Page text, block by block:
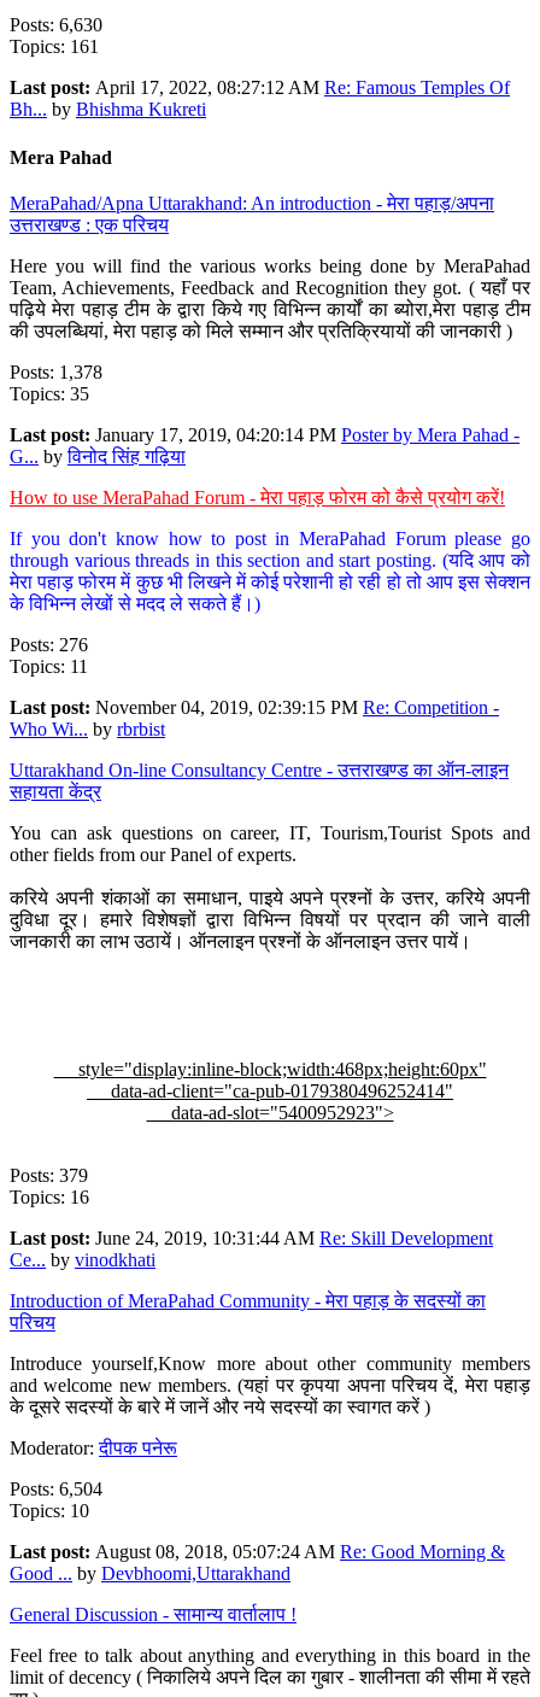
Posts: 6,630
Topics: 161
Last post: April 17, 2022, 08:27:12 AM Re: Famous Temples Of
Bh... by Bhishma Kukreti
Mera Pahad
MeraPahad/Apna Uttarakhand: An introduction - मेरा पहाड़/अपना
उत्तराखण्ड : एक परिचय
Here you will find the various works being done by MeraPahad
Team, Achievements, Feedback and Recognition they got. ( यहाँ पर
पढ़िये मेरा पहाड़ टीम के द्वारा किये गए विभिन्न कार्यों का ब्योरा,मेरा पहाड़ टीम
की उपलब्धियां, मेरा पहाड़ को मिले सम्मान और प्रतिक्रियायों की जानकारी )
Posts: 1,378
Topics: 35
Last post: January 17, 2019, 04:20:14 PM Poster by Mera Pahad -
G... byविनोद सिंह गढ़िया
How to use MeraPahad Forum - मेरा पहाड़ फोरम को कैसे प्रयोग करें!
If you don't know how to post in MeraPahad Forum please go
through various threads in this section and start posting. (यदि आप को
मेरा पहाड़ फोरम में कुछ भी लिखने में कोई परेशानी हो रही हो तो आप इस सेक्शन
के विभिन्न लेखों से मदद ले सकते हैं।)
Posts: 276
Topics: 11
Last post: November 04, 2019, 02:39:15 PM Re: Competition -
Who Wi... by rbrbist
Uttarakhand On-line Consultancy Centre - उत्तराखण्ड का ऑन-लाइन
सहायता केंद्र
You can ask questions on career, IT, Tourism,Tourist Spots and
other fields from our Panel of experts.
करिये अपनी शंकाओं का समाधान, पाइये अपने प्रश्नों के उत्तर, करिये अपनी
दुविधा दूर। हमारे विशेषज्ञों द्वारा विभिन्न विषयों पर प्रदान की जाने वाली
जानकारी का लाभ उठायें। ऑनलाइन प्रश्नों के ऑनलाइन उत्तर पायें।
style="display:inline-block;width:468px;height:60px"
data-ad-client="ca-pub-0179380496252414"
data-ad-slot="5400952923">
Posts: 379
Topics: 16
Last post: June 24, 2019, 10:31:44 AM Re: Skill Development
Ce... by vinodkhati
Introduction of MeraPahad Community - मेरा पहाड़ के सदस्यों का
परिचय
Introduce yourself,Know more about other community members
and welcome new members. (यहां पर कृपया अपना परिचय दें, मेरा पहाड़
के दूसरे सदस्यों के बारे में जानें और नये सदस्यों का स्वागत करें )
Moderator:दीपक पनेरू
Posts: 6,504
Topics: 10
Last post: August 08, 2018, 05:07:24 AM Re: Good Morning &
Good ... by Devbhoomi,Uttarakhand
General Discussion - सामान्य वार्तालाप !
Feel free to talk about anything and everything in this board in the
limit of decency ( निकालिये अपने दिल का गुबार - शालीनता की सीमा में रहते